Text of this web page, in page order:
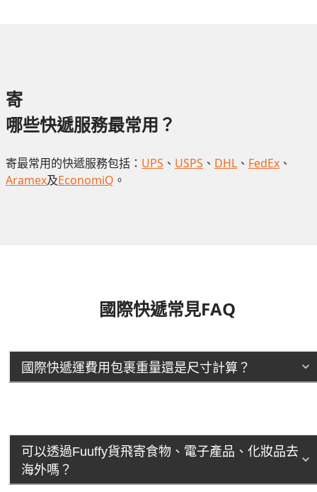
寄
哪些快遞服務最常用？
寄最常用的快遞服務包括： UPS 、 USPS 、 DHL 、 FedEx 、
Aramex及EconomiQ 。
國際快遞常見FAQ
國際快遞運費用包裹重量還是尺寸計算？
可以透過Fuuffy貨飛寄食物、電子產品、化妝品去
海外嗎？